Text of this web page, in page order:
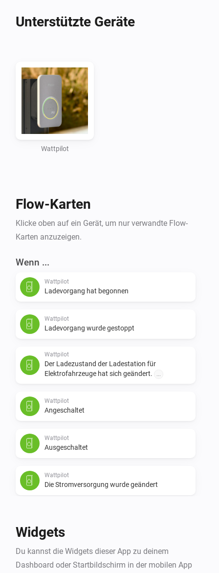
Leistungsüberwachung pro Phase und
mit der Wattpilot Firmware.
Unterstützte Geräte
Wattpilot
Flow-Karten
Klicke oben auf ein Gerät, um nur verwandte Flow-
Karten anzuzeigen.
Wenn ...
Wattpilot
Ladevorgang hat begonnen
Wattpilot
Ladevorgang wurde gestoppt
Wattpilot
Der Ladezustand der Ladestation für
Elektrofahrzeuge hat sich geändert.
Wattpilot
Angeschaltet
Wattpilot
Ausgeschaltet
Wattpilot
Die Stromversorgung wurde geändert
Wattpilot
Widgets
Du kannst die Widgets dieser App zu deinem
Dashboard oder Startbildschirm in der mobilen App